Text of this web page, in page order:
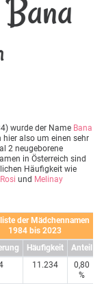
wurde der Name Bana
hier also um einen sehr
2 neugeborene
in Österreich sind
Häufigkeit wie
Rosi und Melinay
der Mädchennamen
1984 bis 2023
Häufigkeit
Anteil
11.234
0,80
%